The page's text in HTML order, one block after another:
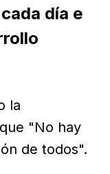
día e
la
"No hay
de todos".